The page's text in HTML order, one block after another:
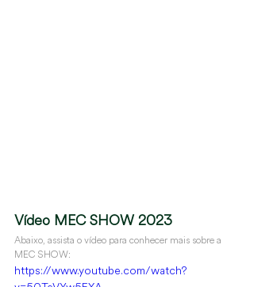
Vídeo MEC SHOW 2023
Abaixo, assista o vídeo para conhecer mais sobre a
MEC SHOW:
https://www.youtube.com/watch?